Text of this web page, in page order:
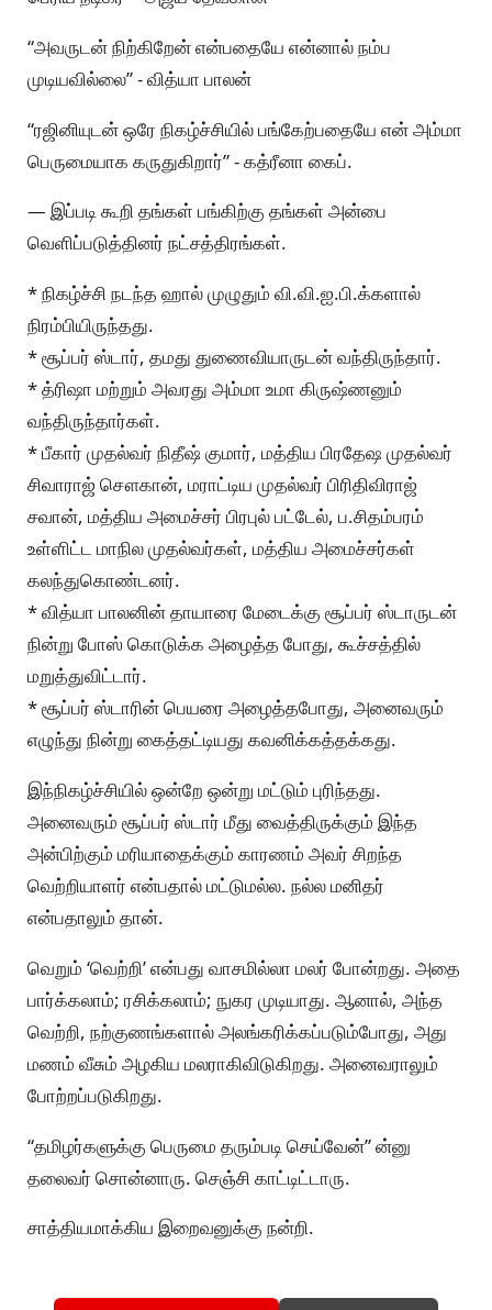
“அவருடன் நிற்கிறேன் என்பதையே என்னால் நம்ப
முடியவில்லை” - வித்யா பாலன்
“ரஜினியுடன் ஒரே நிகழ்ச்சியில் பங்கேற்பதையே என் அம்மா
பெருமையாக கருதுகிறார்” - கத்ரீனா கைப்.
— இப்படி கூறி தங்கள் பங்கிற்கு தங்கள் அன்பை
வெளிப்படுத்தினர் நட்சத்திரங்கள்.
* நிகழ்ச்சி நடந்த ஹால் முழுதும் வி.வி.ஐ.பி.க்களால்
நிரம்பியிருந்தது.
* சூப்பர் ஸ்டார், தமது துணைவியாருடன் வந்திருந்தார்.
* த்ரிஷா மற்றும் அவரது அம்மா உமா கிருஷ்ணனும்
வந்திருந்தார்கள்.
* பீகார் முதல்வர் நிதீஷ் குமார், மத்திய பிரதேஷ முதல்வர்
சிவாராஜ் சௌகான், மராட்டிய முதல்வர் பிரிதிவிராஜ்
சவான், மத்திய அமைச்சர் பிரபுல் பட்டேல், ப.சிதம்பரம்
உள்ளிட்ட மாநில முதல்வர்கள், மத்திய அமைச்சர்கள்
கலந்துகொண்டனர்.
* வித்யா பாலனின் தாயாரை மேடைக்கு சூப்பர் ஸ்டாருடன்
நின்று போஸ் கொடுக்க அழைத்த போது, கூச்சத்தில்
மறுத்துவிட்டார்.
* சூப்பர் ஸ்டாரின் பெயரை அழைத்தபோது, அனைவரும்
எழுந்து நின்று கைத்தட்டியது கவனிக்கத்தக்கது.
இந்நிகழ்ச்சியில் ஒன்றே ஒன்று மட்டும் புரிந்தது.
அனைவரும் சூப்பர் ஸ்டார் மீது வைத்திருக்கும் இந்த
அன்பிற்கும் மரியாதைக்கும் காரணம் அவர் சிறந்த
வெற்றியாளர் என்பதால் மட்டுமல்ல. நல்ல மனிதர்
என்பதாலும் தான்.
வெறும் ‘வெற்றி’ என்பது வாசமில்லா மலர் போன்றது. அதை
பார்க்கலாம்; ரசிக்கலாம்; நுகர முடியாது. ஆனால், அந்த
வெற்றி, நற்குணங்களால் அலங்கரிக்கப்படும்போது, அது
மணம் வீசும் அழகிய மலராகிவிடுகிறது. அனைவராலும்
போற்றப்படுகிறது.
“தமிழர்களுக்கு பெருமை தரும்படி செய்வேன்” ன்னு
தலைவர் சொன்னாரு. செஞ்சி காட்டிட்டாரு.
சாத்தியமாக்கிய இறைவனுக்கு நன்றி.